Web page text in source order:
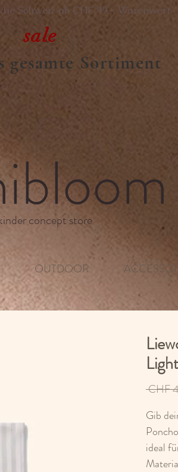
Schweiz ab CHF 99.- Warenwert.
sale
gesamte Sortiment
concept store
OUTDOOR
CHF
Gib
ideal